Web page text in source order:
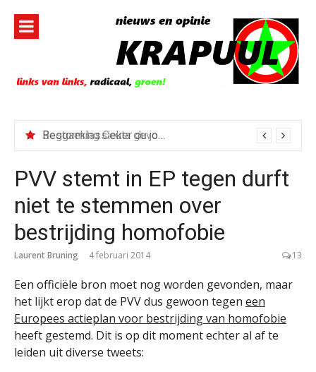
inhoud
Reggaeklassieker du jour: Revolution
PVV stemt in EP tegen durft
niet te stemmen over
bestrijding homofobie
Laurent Bruning 4 februari 2014 13
Een officiële bron moet nog worden gevonden, maar
het lijkt erop dat de PVV dus gewoon tegen een
Europees actieplan voor bestrijding van homofobie
heeft gestemd. Dit is op dit moment echter al af te
leiden uit diverse tweets: